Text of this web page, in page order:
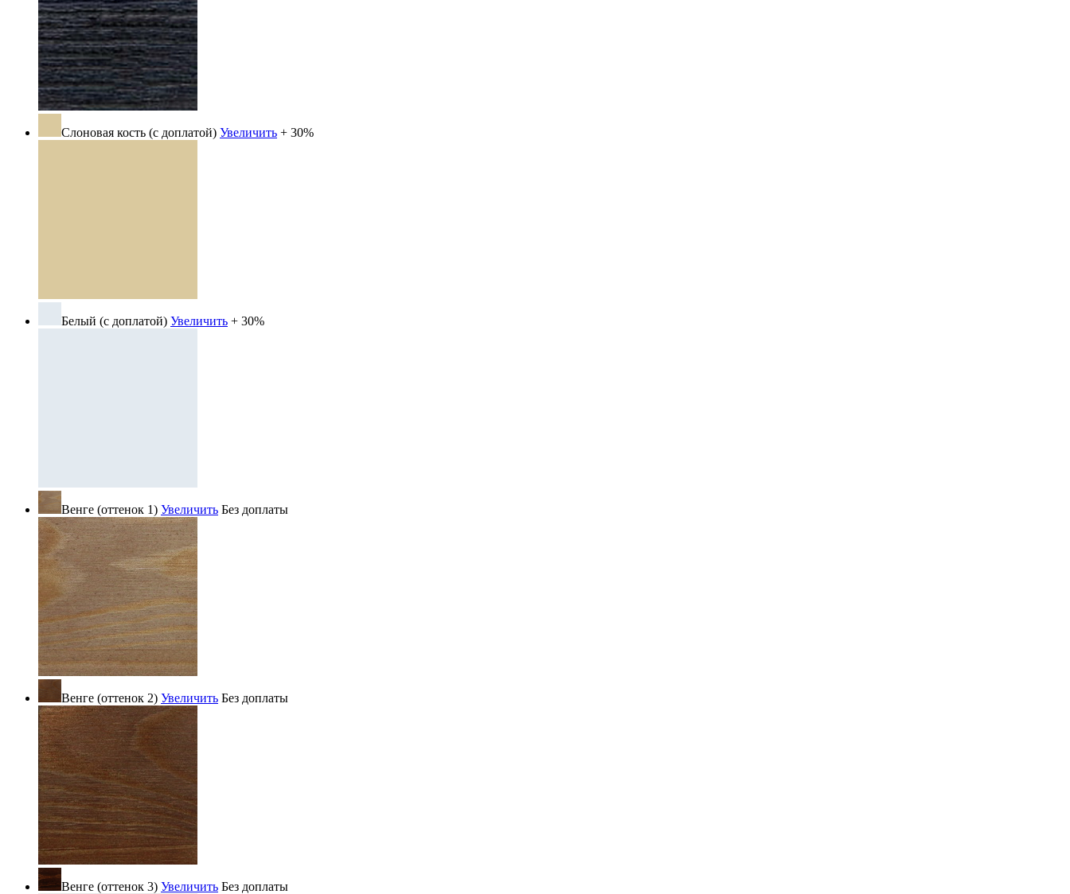
Слоновая кость (с доплатой) Увеличить + 30%
Белый (с доплатой) Увеличить + 30%
Венге (оттенок 1) Увеличить Без доплаты
Венге (оттенок 2) Увеличить Без доплаты
Венге (оттенок 3) Увеличить Без доплаты